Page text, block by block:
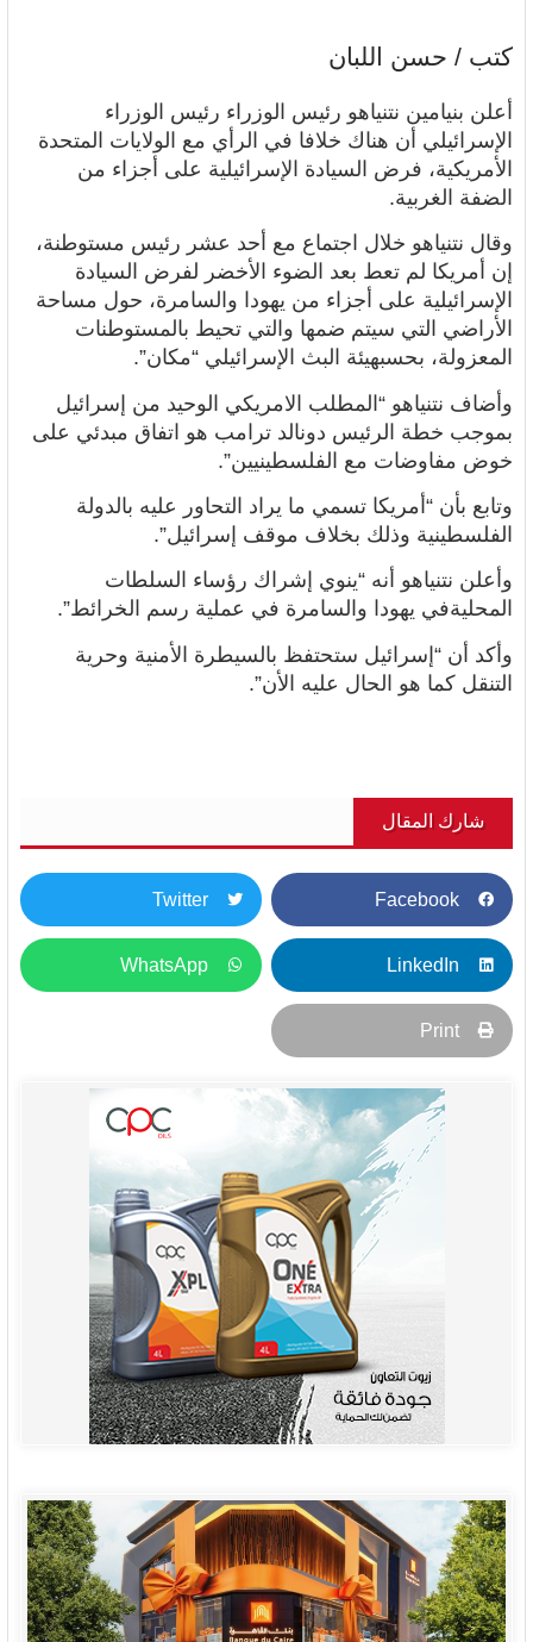
كتب / حسن اللبان
أعلن بنيامين نتنياهو رئيس الوزراء رئيس الوزراء
الإسرائيلي أن هناك خلافا في الرأي مع الولايات المتحدة
الأمريكية، فرض السيادة الإسرائيلية على أجزاء من
الضفة الغربية.
وقال نتنياهو خلال اجتماع مع أحد عشر رئيس مستوطنة،
إن أمريكا لم تعط بعد الضوء الأخضر لفرض السيادة
الإسرائيلية على أجزاء من يهودا والسامرة، حول مساحة
الأراضي التي سيتم ضمها والتي تحيط بالمستوطنات
المعزولة، بحسبهيئة البث الإسرائيلي “مكان”.
وأضاف نتنياهو “المطلب الامريكي الوحيد من إسرائيل
بموجب خطة الرئيس دونالد ترامب هو اتفاق مبدئي على
خوض مفاوضات مع الفلسطينيين”.
وتابع بأن “أمريكا تسمي ما يراد التحاور عليه بالدولة
الفلسطينية وذلك بخلاف موقف إسرائيل”.
وأعلن نتنياهو أنه “ينوي إشراك رؤساء السلطات
المحليةفي يهودا والسامرة في عملية رسم الخرائط”.
وأكد أن “إسرائيل ستحتفظ بالسيطرة الأمنية وحرية
التنقل كما هو الحال عليه الأن”.
شارك المقال
Facebook
Twitter
LinkedIn
WhatsApp
Print